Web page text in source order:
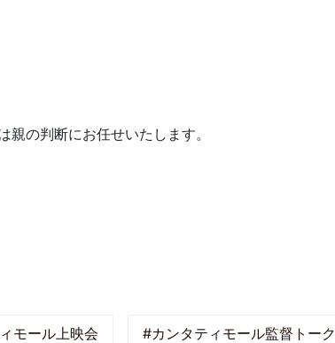
の判断にお任せいたします。
モール上映会 #カンタティモール監督トーク